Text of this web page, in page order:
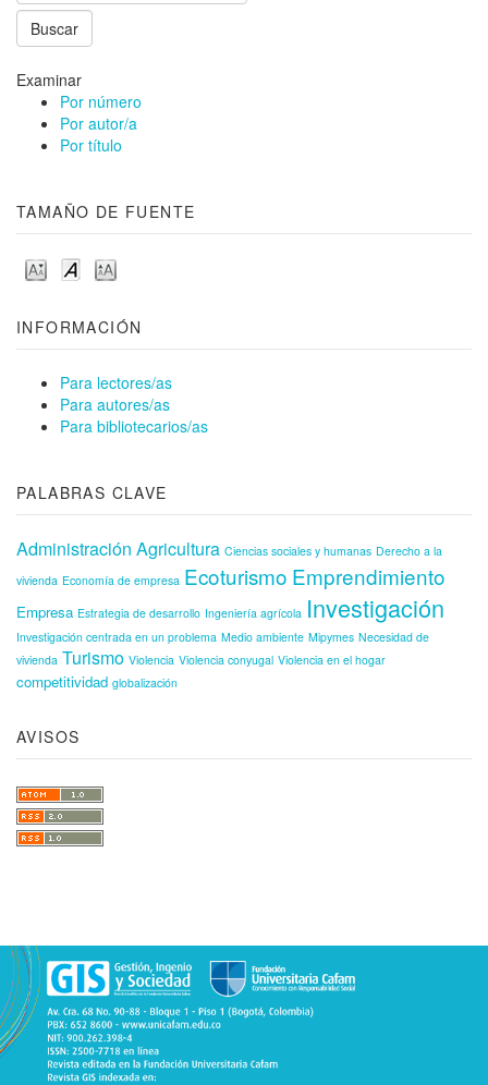
Examinar
Por número
Por autor/a
Por título
TAMAÑO DE FUENTE
INFORMACIÓN
Para lectores/as
Para autores/as
Para bibliotecarios/as
PALABRAS CLAVE
Administración Agricultura Ciencias sociales y humanas Derecho a la
vivienda Economía de empresa Ecoturismo Emprendimiento
Empresa Estrategia de desarrollo Ingeniería agrícola Investigación
Investigación centrada en un problema Medio ambiente Mipymes Necesidad de
vivienda Turismo Violencia Violencia conyugal Violencia en el hogar
competitividad globalización
AVISOS